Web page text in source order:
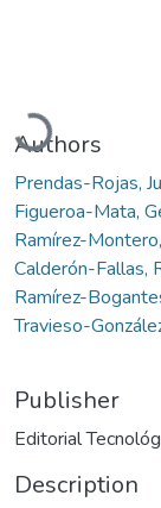
Loading...
Authors
Prendas-Rojas,
Figueroa-Mata,
Ramírez-
Calderón-Fallas,
Ramírez-
Travieso-
Publisher
Editorial
Description